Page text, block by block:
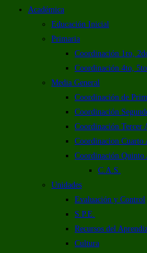
Académica
Educación Inicial
Primaria
Coordinación 1ro,
Coordinación 4to,
Media General
Coordinación de
Coordinación
Coordinación Tercer
Coordinacion Cuarto
Coordinación Quinto
C.A.S.
Unidades
Evaluación y Control
S.P.E.
Recursos del
Cultura